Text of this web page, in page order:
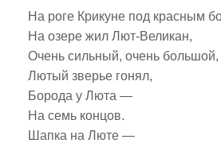
На роге Крикуне под красным
На озере жил Лют-Великан,
Очень сильный, очень большой,
Лютый зверье гонял,
Борода у Люта —
На семь концов.
Шапка на Люте —